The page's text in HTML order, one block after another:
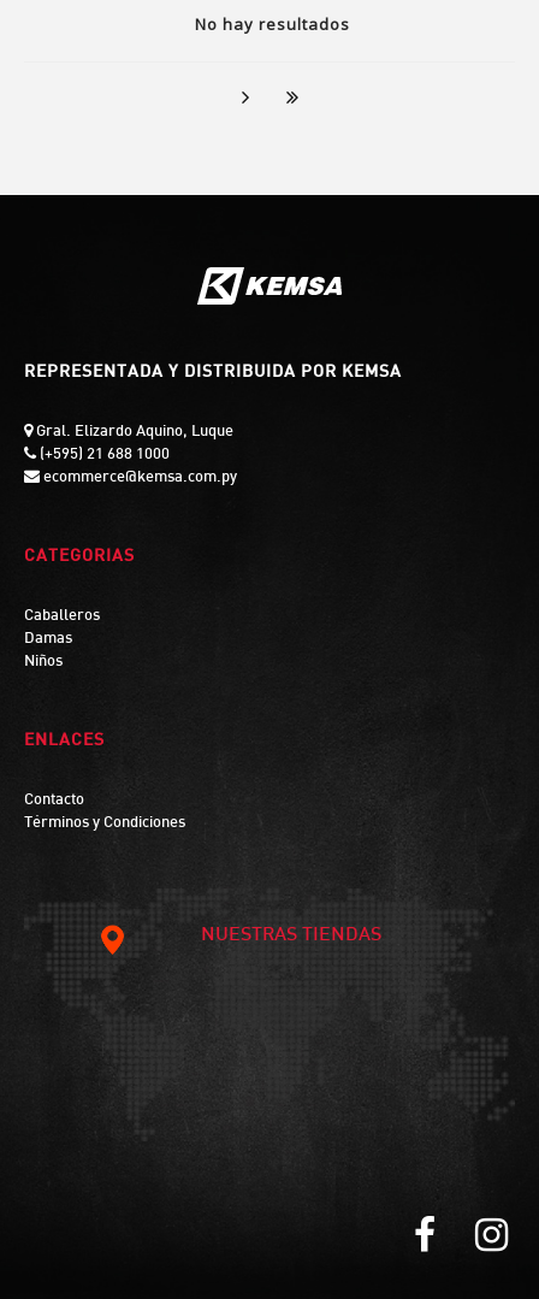
No hay resultados
REPRESENTADA Y DISTRIBUIDA POR KEMSA
Gral. Elizardo Aquino, Luque
(+595) 21 688 1000
ecommerce@kemsa.com.py
CATEGORIAS
Caballeros
Damas
Niños
ENLACES
Contacto
Términos y Condiciones
NUESTRAS TIENDAS